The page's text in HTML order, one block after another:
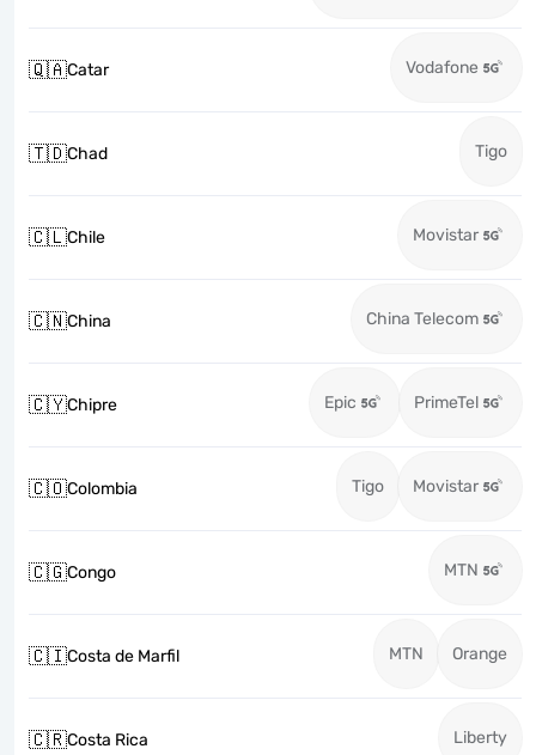
🇶🇦Catar Vodafone
🇹🇩Chad Tigo
🇨🇱Chile Movistar
🇨🇳China China Telecom
🇨🇾Chipre Epic PrimeTel
🇨🇴Colombia Tigo Movistar
🇨🇬Congo MTN
🇨🇮Costa de Marfil MTN Orange
🇨🇷Costa Rica Liberty